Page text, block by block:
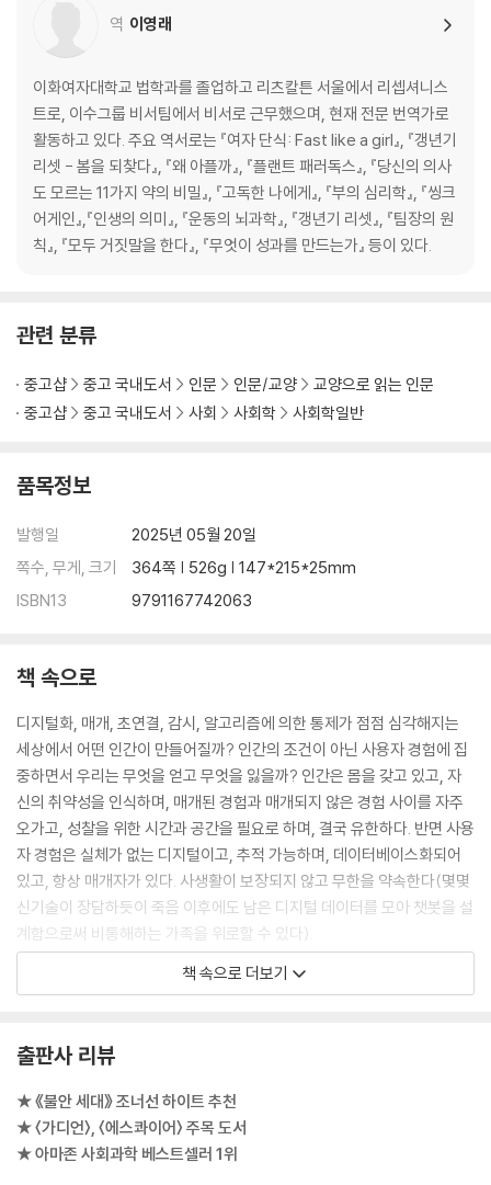
대체된 섹스 | 미식 없는 식사, 현장 없는 경기 | 다시 도래한 쾌락주의 | 사
진 안에 박제된 경험 | 대체 불가능한 쾌락
7장 소멸하는 장소, 개인화된 공간
장소가 뿌리뽑힌 사회 | 공간의 규칙 | 연결되지 않은 사람들 | 우리는 같이
있지 않다 | 우리가 서 있는 곳은 어딘가
에필로그 이 혼란에 저항하라
역 이영래
이화여자대학교 법학과를 졸업하고 리츠칼튼 서울에서 리셉셔니스
트로, 이수그룹 비서팀에서 비서로 근무했으며, 현재 전문 번역가로
활동하고 있다. 주요 역서로는 『여자 단식: Fast like a girl』, 『갱년기
리셋 - 봄을 되찾다』, 『왜 아플까』, 『플랜트 패러독스』, 『당신의 의사
도 모르는 11가지 약의 비밀』, 『고독한 나에게』, 『부의 심리학』, 『씽크
어게인』,『인생의 의미』, 『운동의 뇌과학』, 『갱년기 리셋』, 『팀장의 원
칙』, 『모두 거짓말을 한다』, 『무엇이 성과를 만드는가』 등이 있다.
관련 분류
중고샵 중고 국내도서 인문 인문/교양
교양으로 읽는 인문
중고샵
중고 국내도서 사회 사회학 사회학일반
품목정보
발행일
2025년 05월 20일
쪽수, 무게, 크기
364쪽 | 526g | 147*215*25mm
ISBN13
9791167742063
책 속으로
디지털화, 매개, 초연결, 감시, 알고리즘에 의한 통제가 점점 심각해지는
세상에서 어떤 인간이 만들어질까? 인간의 조건이 아닌 사용자 경험에 집
중하면서 우리는 무엇을 얻고 무엇을 잃을까? 인간은 몸을 갖고 있고, 자
신의 취약성을 인식하며, 매개된 경험과 매개되지 않은 경험 사이를 자주
오가고, 성찰을 위한 시간과 공간을 필요로 하며, 결국 유한하다. 반면 사용
자 경험은 실체가 없는 디지털이고, 추적 가능하며, 데이터베이스화되어
있고, 항상 매개자가 있다. 사생활이 보장되지 않고 무한을 약속한다(몇몇
신기술이 장담하듯이 죽음 이후에도 남은 디지털 데이터를 모아 챗봇을 설
계함으로써 비통해하는 가족을 위로할 수 있다).
--- p.16
기를 나누고 그 반응을 기록한다. 베이비 모니터는 그들을 지켜본다. 기기
는 그들을 추적하고 모니터링한다. 부모는 아이가 태어나자마자 온라인 아
이디와 인스타그램 페이지를 만든다. 그들은 디지털 이미지를 무엇보다 중
요하게 여기는 문화 속에서, 온라인 세계를 지배하는 소셜 미디어 플랫폼
책 속으로 더보기
출판사 리뷰
★ 《불안 세대》 조너선 하이트 추천
★ 〈가디언〉, 〈에스콰이어〉 주목 도서
★ 아마존 사회과학 베스트셀러 1위